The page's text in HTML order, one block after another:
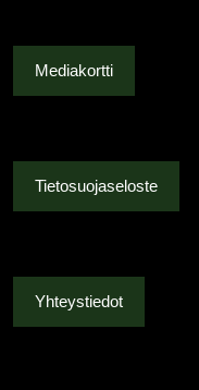
Mediakortti
Tietosuojaseloste
Yhteystiedot